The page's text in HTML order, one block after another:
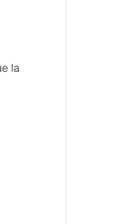
la